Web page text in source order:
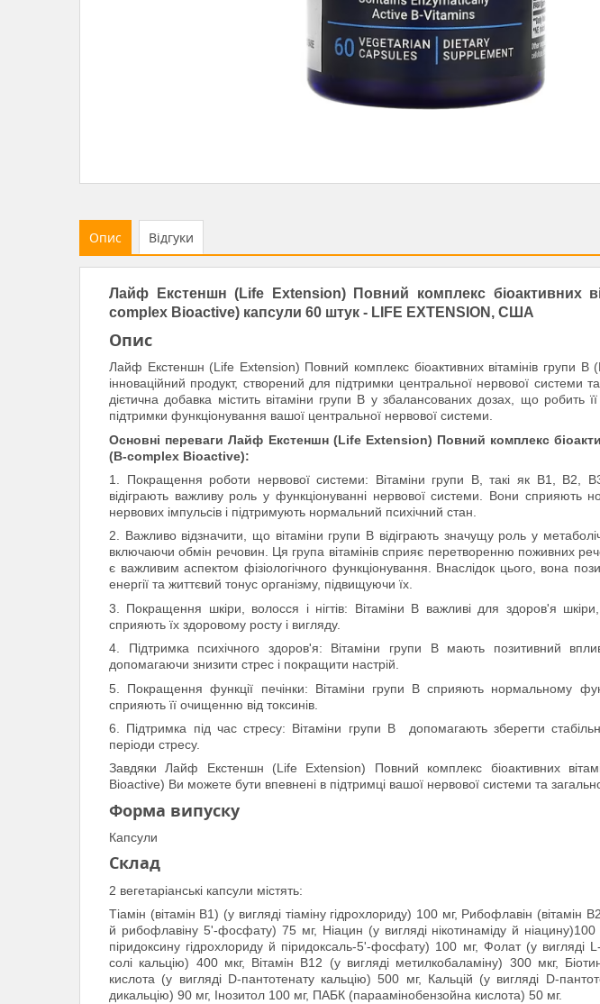
Опис Відгуки
Лайф Екстеншн (Life Extension) Повний комплекс біоактивних
complex Bioactive) капсули 60 штук - LIFE EXTENSION, США
Опис
Лайф Екстеншн (Life Extension) Повний комплекс біоактивних вітамінів групи
інноваційний продукт, створений для підтримки центральної нервової системи
дієтична добавка містить вітаміни групи В у збалансованих дозах, що робить
підтримки функціонування вашої центральної нервової системи.
Основні переваги Лайф Екстеншн (Life Extension) Повний комплекс
(B-complex Bioactive):
1. Покращення роботи нервової системи: Вітаміни групи В, такі як B1, B2,
відіграють важливу роль у функціонуванні нервової системи. Вони сприяють
нервових імпульсів і підтримують нормальний психічний стан.
2. Важливо відзначити, що вітаміни групи В відіграють значущу роль у
включаючи обмін речовин. Ця група вітамінів сприяє перетворенню поживних
є важливим аспектом фізіологічного функціонування. Внаслідок цього, вона
енергії та життєвий тонус організму, підвищуючи їх.
3. Покращення шкіри, волосся і нігтів: Вітаміни B важливі для здоров'я
сприяють їх здоровому росту і вигляду.
4. Підтримка психічного здоров'я: Вітаміни групи В мають позитивний
допомагаючи знизити стрес і покращити настрій.
5. Покращення функції печінки: Вітаміни групи В сприяють нормальному
сприяють її очищенню від токсинів.
6. Підтримка під час стресу: Вітаміни групи В допомагають зберегти
періоди стресу.
Завдяки Лайф Екстеншн (Life Extension) Повний комплекс біоактивних
Bioactive) Ви можете бути впевнені в підтримці вашої нервової системи та
Форма випуску
Капсули
Склад
2 вегетаріанські капсули містять:
Тіамін (вітамін B1) (у вигляді тіаміну гідрохлориду) 100 мг, Рибофлавін (вітамін
й рибофлавіну 5'-фосфату) 75 мг, Ніацин (у вигляді нікотинаміду й ніацину)100
піридоксину гідрохлориду й піридоксаль-5'-фосфату) 100 мг, Фолат (у вигляді
солі кальцію) 400 мкг, Вітамін B12 (у вигляді метилкобаламіну) 300 мкг,
кислота (у вигляді D-пантотенату кальцію) 500 мг, Кальцій (у вигляді D-
дикальцію) 90 мг, Інозитол 100 мг, ПАБК (параамінобензойна кислота) 50 мг.